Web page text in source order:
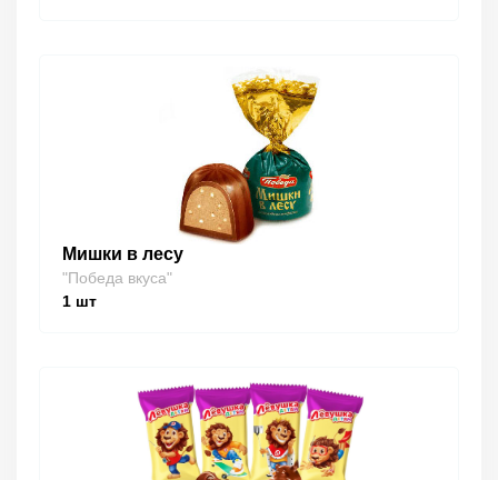
Мишки в лесу
"Победа вкуса"
1 шт